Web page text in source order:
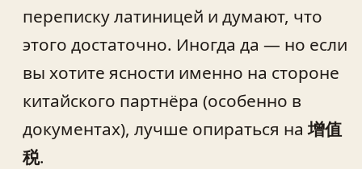
переписку латиницей и думают, что
этого достаточно. Иногда да — но если
вы хотите ясности именно на стороне
китайского партнёра (особенно в
документах), лучше опираться на增值
税.